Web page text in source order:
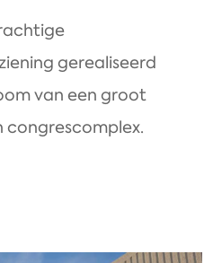
gerealiseerd
van een groot
congrescomplex.